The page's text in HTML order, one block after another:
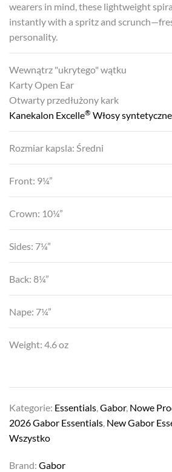
wearers in mind, these lightweight
instantly with a spritz and
personality.
Wewnątrz "ukrytego" wątku
Karty Open Ear
Otwarty przedłużony kark
Kanekalon Excelle® Włosy
Rozmiar kapsla: Średni
Front: 9¼”
Crown: 10¼”
Sides: 7¼”
Back: 8¼”
Nape: 7¼”
Weight: 4.6 oz
Kategorie: Essentials,Gabor, Nowe
2026 Gabor Essentials, New Gabor
Wszystko
Brand: Gabor